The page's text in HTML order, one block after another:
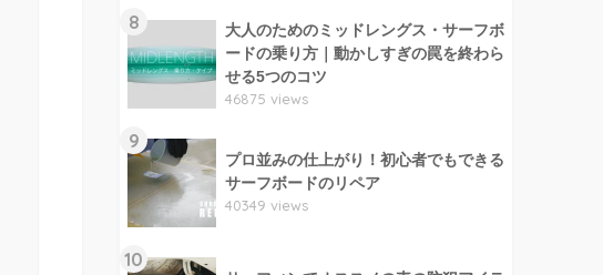
8
大人のためのミッドレングス・サーフボ
ードの乗り方｜動かしすぎの罠を終わら
せる5つのコツ
46875 views
9
プロ並みの仕上がり！初心者でもできる
サーフボードのリペア
40349 views
10